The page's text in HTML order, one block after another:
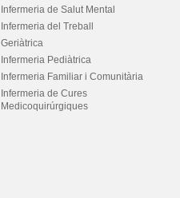
Infermeria de Salut Mental
Infermeria del Treball
Geriàtrica
Infermeria Pediàtrica
Infermeria Familiar i Comunitària
Infermeria de Cures
Medicoquirúrgiques